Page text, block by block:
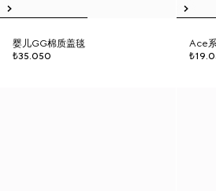
婴儿GG棉质盖毯
₺35.050
Ace